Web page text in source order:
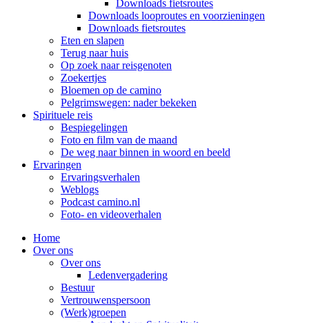
Downloads fietsroutes
Downloads looproutes en voorzieningen
Downloads fietsroutes
Eten en slapen
Terug naar huis
Op zoek naar reisgenoten
Zoekertjes
Bloemen op de camino
Pelgrimswegen: nader bekeken
Spirituele reis
Bespiegelingen
Foto en film van de maand
De weg naar binnen in woord en beeld
Ervaringen
Ervaringsverhalen
Weblogs
Podcast camino.nl
Foto- en videoverhalen
Home
Over ons
Over ons
Ledenvergadering
Bestuur
Vertrouwenspersoon
(Werk)groepen